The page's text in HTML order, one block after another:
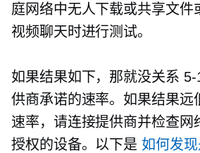
庭网络中无人下载或共享文件
视频聊天时进行测试。
如果结果如下，那就没关系 5-
供商承诺的速率。如果结果远
速率，请连接提供商并检查网
授权的设备。以下是 如何发